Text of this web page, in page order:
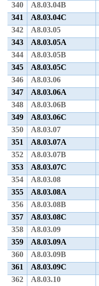
340
A8.03.04B
341
A8.03.04C
342
A8.03.05
343
A8.03.05A
344
A8.03.05B
345
A8.03.05C
346
A8.03.06
347
A8.03.06A
348
A8.03.06B
349
A8.03.06C
350
A8.03.07
351
A8.03.07A
352
A8.03.07B
353
A8.03.07C
354
A8.03.08
355
A8.03.08A
356
A8.03.08B
357
A8.03.08C
358
A8.03.09
359
A8.03.09A
360
A8.03.09B
361
A8.03.09C
362
A8.03.10